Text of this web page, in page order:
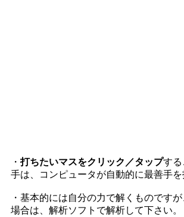
・打ちたいマスをクリック／タップす
手は、コンピュータが自動的に最善手を
・基本的には自分の力で解くものです
場合は、解析ソフトで解析して下さい。